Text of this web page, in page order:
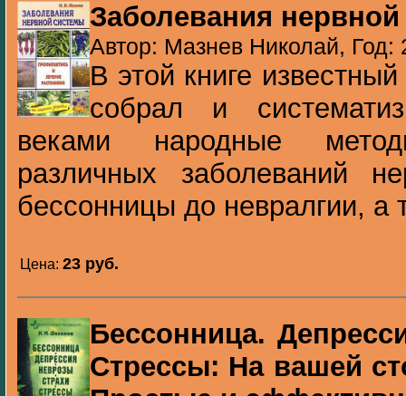
Заболевания
Автор: Мазнев Николай, Год:
В этой книге
собрал и
веками народные
различных заболеваний
бессонницы до невралгии, а
Цена: 23 pуб.
Бессонница.
Стрессы: На вашей